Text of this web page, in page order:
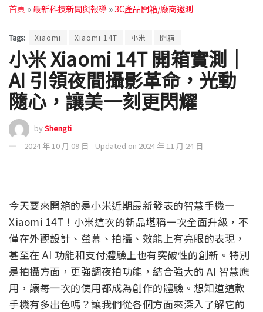
首頁 »最新科技新聞與報導 »3C產品開箱/廠商邀測
Tags: Xiaomi Xiaomi 14T 小米 開箱
小米 Xiaomi 14T 開箱實測｜
AI 引領夜間攝影革命，光動
隨心，讓美一刻更閃耀
byShengti
2024 年 10 月 09 日 - Updated on 2024 年 11 月 24 日
今天要來開箱的是小米近期最新發表的智慧手機—
Xiaomi 14T！小米這次的新品堪稱一次全面升級，不
僅在外觀設計、螢幕、拍攝、效能上有亮眼的表現，
甚至在 AI 功能和支付體驗上也有突破性的創新。特別
是拍攝方面，更強調夜拍功能，結合強大的 AI 智慧應
用，讓每一次的使用都成為創作的體驗。想知道這款
手機有多出色嗎？讓我們從各個方面來深入了解它的